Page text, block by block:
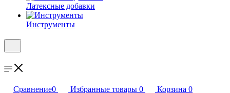
Латексные добавки
Инструменты
Сравнение0 Избранные товары 0 Корзина 0